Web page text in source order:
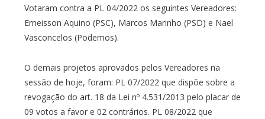
Votaram contra a PL 04/2022 os seguintes Vereadores:
Erneisson Aquino (PSC), Marcos Marinho (PSD) e Nael
Vasconcelos (Podemos).
O demais projetos aprovados pelos Vereadores na
sessão de hoje, foram: PL 07/2022 que dispõe sobre a
revogação do art. 18 da Lei nº 4.531/2013 pelo placar de
09 votos a favor e 02 contrários. PL 08/2022 que